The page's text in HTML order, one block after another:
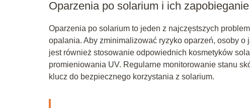
Oparzenia po solarium i ich zapobieganie
Oparzenia po solarium to jeden z najczęstszych
opalania. Aby zminimalizować ryzyko oparzeń, osoby
jest również stosowanie odpowiednich kosmetyków
promieniowania UV. Regularne monitorowanie stanu
klucz do bezpiecznego korzystania z solarium.